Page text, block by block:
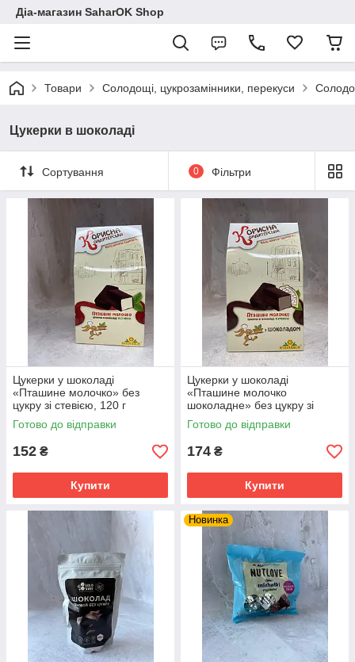
Діа-магазин SaharOK Shop
Товари Солодощі, цукрозамінники, перекуси
Цукерки в шоколаді
Сортування 0 Фільтри
Цукерки у шоколаді
«Пташине молочко» без
цукру зі стевією, 120 г
"Корисна кондитерська"
Готово до відправки
152 ₴
Купити
Цукерки у шоколаді
«Пташине молочко
шоколадне» без цукру зі
стевією, 150 г "Корисна
кондитерська"
Готово до відправки
174 ₴
Купити
Новинка